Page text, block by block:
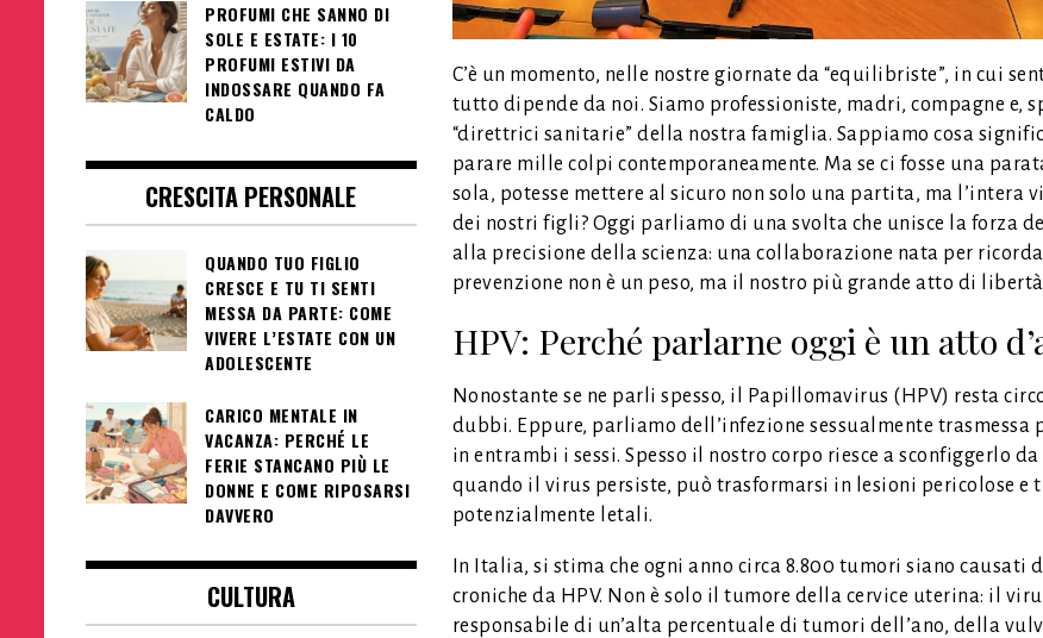
C’è un momento, nelle nostre giornate da “equilibriste”, in cui
tutto dipende da noi. Siamo professioniste, madri, compagne e,
“direttrici sanitarie” della nostra famiglia. Sappiamo cosa
parare mille colpi contemporaneamente. Ma se ci fosse una
sola, potesse mettere al sicuro non solo una partita, ma l’intera
dei nostri figli? Oggi parliamo di una svolta che unisce la forza
alla precisione della scienza: una collaborazione nata per
prevenzione non è un peso, ma il nostro più grande atto di
HPV: Perché parlarne oggi è un atto
Nonostante se ne parli spesso, il Papillomavirus (HPV) resta
dubbi. Eppure, parliamo dell’infezione sessualmente trasmessa
in entrambi i sessi. Spesso il nostro corpo riesce a sconfiggerlo da
quando il virus persiste, può trasformarsi in lesioni pericolose e
potenzialmente letali.
In Italia, si stima che ogni anno circa 8.800 tumori siano causati
croniche da HPV. Non è solo il tumore della cervice uterina: il
responsabile di un’alta percentuale di tumori dell’ano, della
PROFUMI CHE SANNO DI
SOLE E ESTATE: I 10
PROFUMI ESTIVI DA
INDOSSARE QUANDO FA
CALDO
CRESCITA PERSONALE
QUANDO TUO FIGLIO
CRESCE E TU TI SENTI
MESSA DA PARTE: COME
VIVERE L’ESTATE CON UN
ADOLESCENTE
CARICO MENTALE IN
VACANZA: PERCHÉ LE
FERIE STANCANO PIÙ LE
DONNE E COME RIPOSARSI
DAVVERO
CULTURA